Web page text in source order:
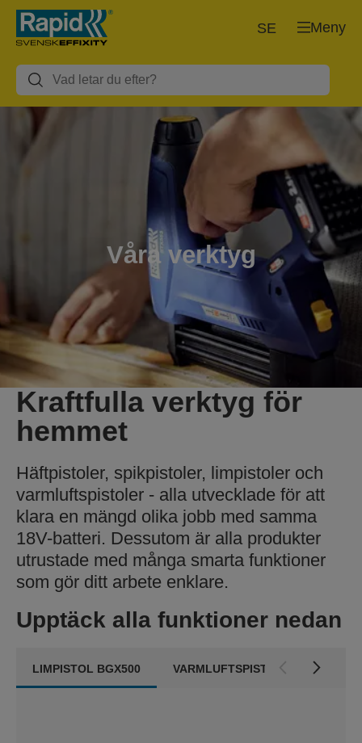
Meny
SE
Våra verktyg
Kraftfulla verktyg för
hemmet
Häftpistoler, spikpistoler, limpistoler och
varmluftspistoler - alla utvecklade för att
klara en mängd olika jobb med samma
18V-batteri. Dessutom är alla produkter
utrustade med många smarta funktioner
som gör ditt arbete enklare.
Upptäck alla funktioner nedan
LIMPISTOL BGX500 VARMLUFTSPISTOL RX1000